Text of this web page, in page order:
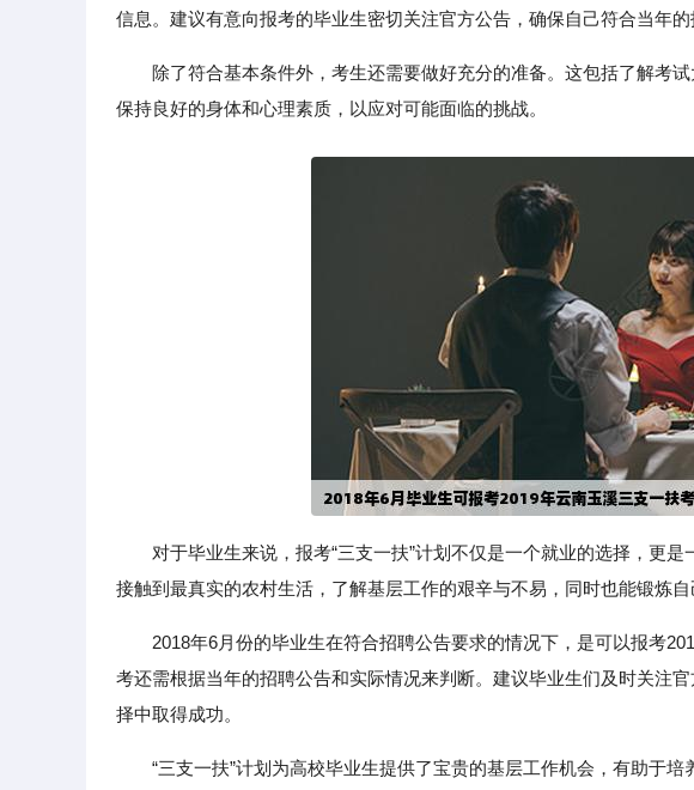
信息。建议有意向报考的毕业生密切关注官方公告，确保自己符合当年的
除了符合基本条件外，考生还需要做好充分的准备。这包括了解考
保持良好的身体和心理素质，以应对可能面临的挑战。
对于毕业生来说，报考“三支一扶”计划不仅是一个就业的选择，更
接触到最真实的农村生活，了解基层工作的艰辛与不易，同时也能锻炼自
2018年6月份的毕业生在符合招聘公告要求的情况下，是可以报考
考还需根据当年的招聘公告和实际情况来判断。建议毕业生们及时关注
择中取得成功。
“三支一扶”计划为高校毕业生提供了宝贵的基层工作机会，有助于